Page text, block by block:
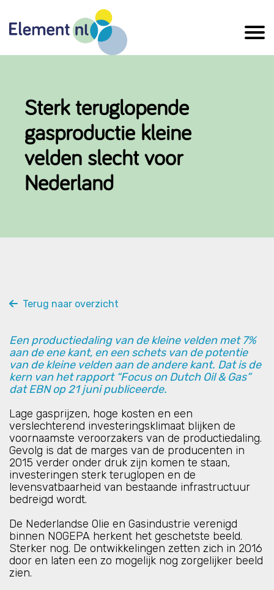
inhoud
Sterk teruglopende
gasproductie kleine
velden slecht voor
Nederland
Terug naar overzicht
Een productiedaling van de kleine velden met 7%
aan de ene kant, en een schets van de potentie
van de kleine velden aan de andere kant. Dat is de
kern van het rapport “Focus on Dutch Oil & Gas”
dat EBN op 21 juni publiceerde.
Lage gasprijzen, hoge kosten en een
verslechterend investeringsklimaat blijken de
voornaamste veroorzakers van de productiedaling.
Gevolg is dat de marges van de producenten in
2015 verder onder druk zijn komen te staan,
investeringen sterk teruglopen en de
levensvatbaarheid van bestaande infrastructuur
bedreigd wordt.
De Nederlandse Olie en Gasindustrie verenigd
binnen NOGEPA herkent het geschetste beeld.
Sterker nog. De ontwikkelingen zetten zich in 2016
door en laten een zo mogelijk nog zorgelijker beeld
zien.